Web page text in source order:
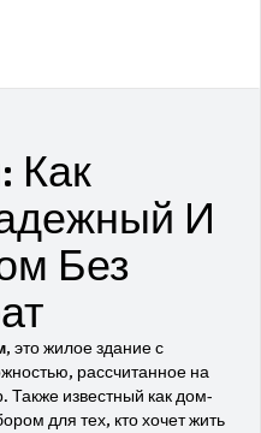
Как
И
Без
, это жилое здание с
рассчитанное на
. Также известный какдом-
для тех, кто хочет жить